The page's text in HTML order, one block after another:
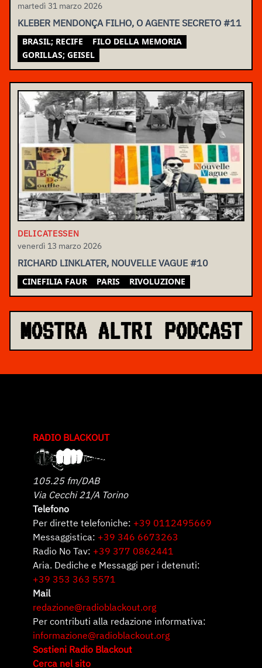
martedì 31 marzo 2026
KLEBER MENDONÇA FILHO, O AGENTE SECRETO #11
BRASIL; RECIFE
FILO DELLA MEMORIA
GORILLAS; GEISEL
DELICATESSEN
venerdì 13 marzo 2026
RICHARD LINKLATER, NOUVELLE VAGUE #10
CINEFILIA FAUR PARIS RIVOLUZIONE
MOSTRA ALTRI PODCAST
RADIO BLACKOUT
105.25 fm/DAB
Via Cecchi 21/A Torino
Telefono
Per dirette telefoniche: +39 0112495669
Messaggistica: +39 346 6673263
Radio No Tav: +39 377 0862441
Aria. Dediche e Messaggi per i detenuti:
+39 353 363 5571
Mail
redazione@radioblackout.org
Per contributi alla redazione informativa:
informazione@radioblackout.org
Sostieni Radio Blackout
Cerca nel sito